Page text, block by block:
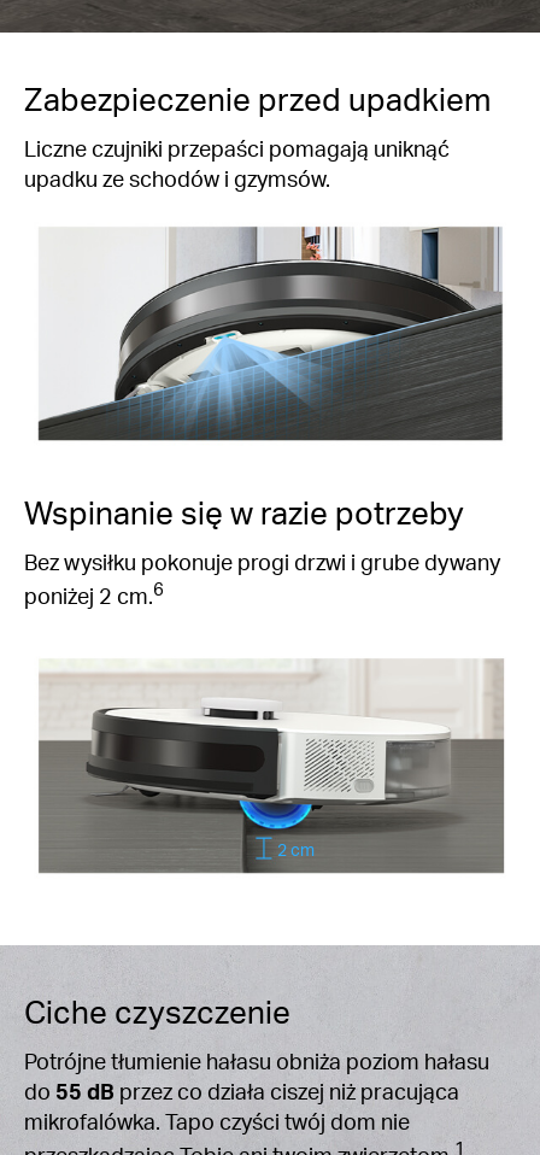
Zabezpieczenie przed upadkiem
Liczne czujniki przepaści pomagają uniknąć
upadku ze schodów i gzymsów.
Wspinanie się w razie potrzeby
Bez wysiłku pokonuje progi drzwi i grube dywany
poniżej 2 cm.6
2 cm
Ciche czyszczenie
Potrójne tłumienie hałasu obniża poziom hałasu
do 55 dB przez co działa ciszej niż pracująca
mikrofalówka. Tapo czyści twój dom nie
1